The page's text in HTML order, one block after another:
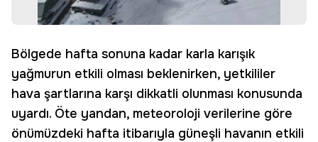
Bölgede hafta sonuna kadar karla karışık
yağmurun etkili olması beklenirken, yetkililer
hava şartlarına karşı dikkatli olunması konusunda
uyardı. Öte yandan, meteoroloji verilerine göre
önümüzdeki hafta itibarıyla güneşli havanın etkili